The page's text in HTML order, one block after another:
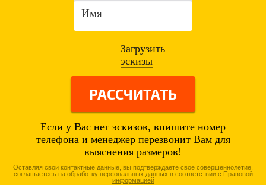
Загрузить
эскизы
РАССЧИТАТЬ
Если у Вас нет эскизов, впишите номер
телефона и менеджер перезвонит Вам для
выяснения размеров!
Оставляя свои контактные данные, вы подтверждаете свое совершеннолетие,
соглашаетесь на обработку персональных данных в соответствии с Правовой
информацией